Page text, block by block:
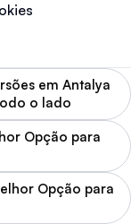
em Antalya
o lado
Opção para
Opção para